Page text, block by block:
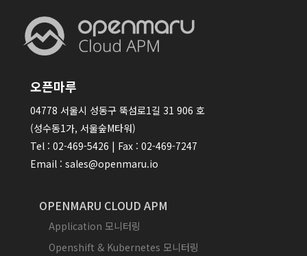
오픈마루
04778 서울시 성동구 뚝섬로1길 31 906 호
(성수동1가, 서울숲M타워)
Tel : 02-469-5426 | Fax : 02-469-7247
Email : sales@openmaru.io
OPENMARU CLOUD APM
Application 모니터링
Openshift & Kubernetes 모니터링